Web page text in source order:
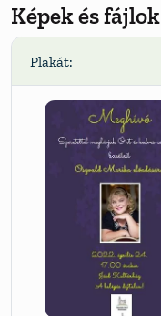
Képek és fájlok
Plakát: